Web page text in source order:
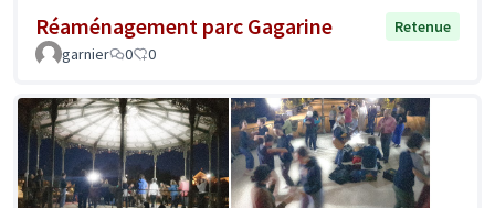
Réaménagement parc Gagarine
Retenue
garnier
0 0